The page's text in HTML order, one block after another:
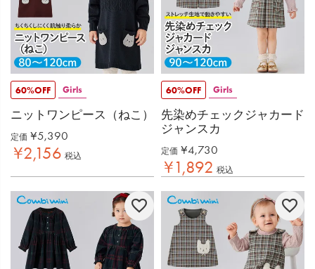
60%OFF Girls
ニットワンピース（ねこ）
定価 ¥5,390
¥2,156 税込
60%OFF Girls
先染めチェックジャカード
ジャンスカ
定価 ¥4,730
¥1,892 税込